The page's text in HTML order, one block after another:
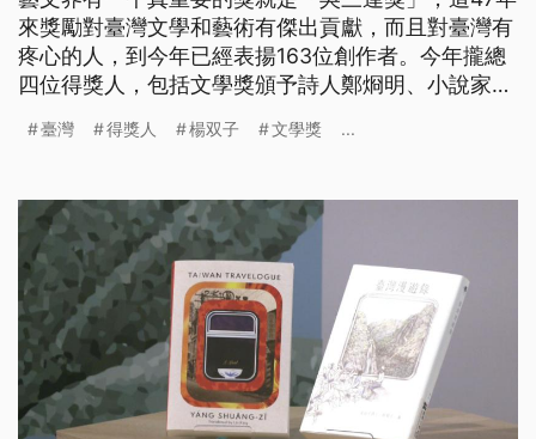
來獎勵對臺灣文學和藝術有傑出貢獻，而且對臺灣有
疼心的人，到今年已經表揚163位創作者。今年攏總
四位得獎人，包括文學獎頒予詩人鄭烱明、小說家楊
宏。（新聞標題、導言及內文皆為台語文）
臺灣 得獎人 楊双子 文學獎 ...